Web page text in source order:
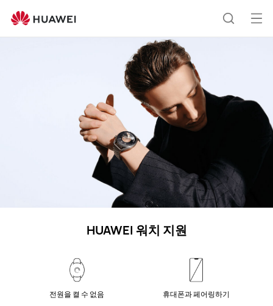
열
HUAWEI 워치 지원
전원을 켤 수 없음 휴대폰과 페어링하기